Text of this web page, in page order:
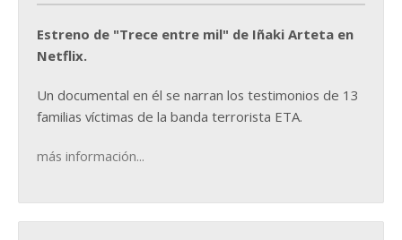
Estreno de "Trece entre mil" de Iñaki Arteta en
Netflix.
Un documental en él se narran los testimonios de 13
familias víctimas de la banda terrorista ETA.
más información...